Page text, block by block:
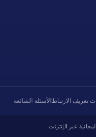
تعريف الارتباطالأسئلة الشائعة